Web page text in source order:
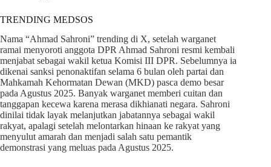
TRENDING MEDSOS
Nama “Ahmad Sahroni” trending di X, setelah warganet
ramai menyoroti anggota DPR Ahmad Sahroni resmi kembali
menjabat sebagai wakil ketua Komisi III DPR. Sebelumnya ia
dikenai sanksi penonaktifan selama 6 bulan oleh partai dan
Mahkamah Kehormatan Dewan (MKD) pasca demo besar
pada Agustus 2025. Banyak warganet memberi cuitan dan
tanggapan kecewa karena merasa dikhianati negara. Sahroni
dinilai tidak layak melanjutkan jabatannya sebagai wakil
rakyat, apalagi setelah melontarkan hinaan ke rakyat yang
menyulut amarah dan menjadi salah satu pemantik
demonstrasi yang meluas pada Agustus 2025.